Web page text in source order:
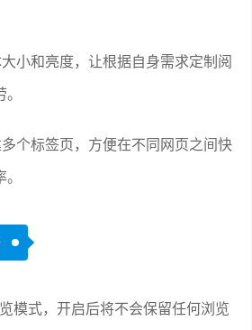
小和亮度，让根据自身需求定制阅
个标签页，方便在不同网页之间快
模式，开启后将不会保留任何浏览